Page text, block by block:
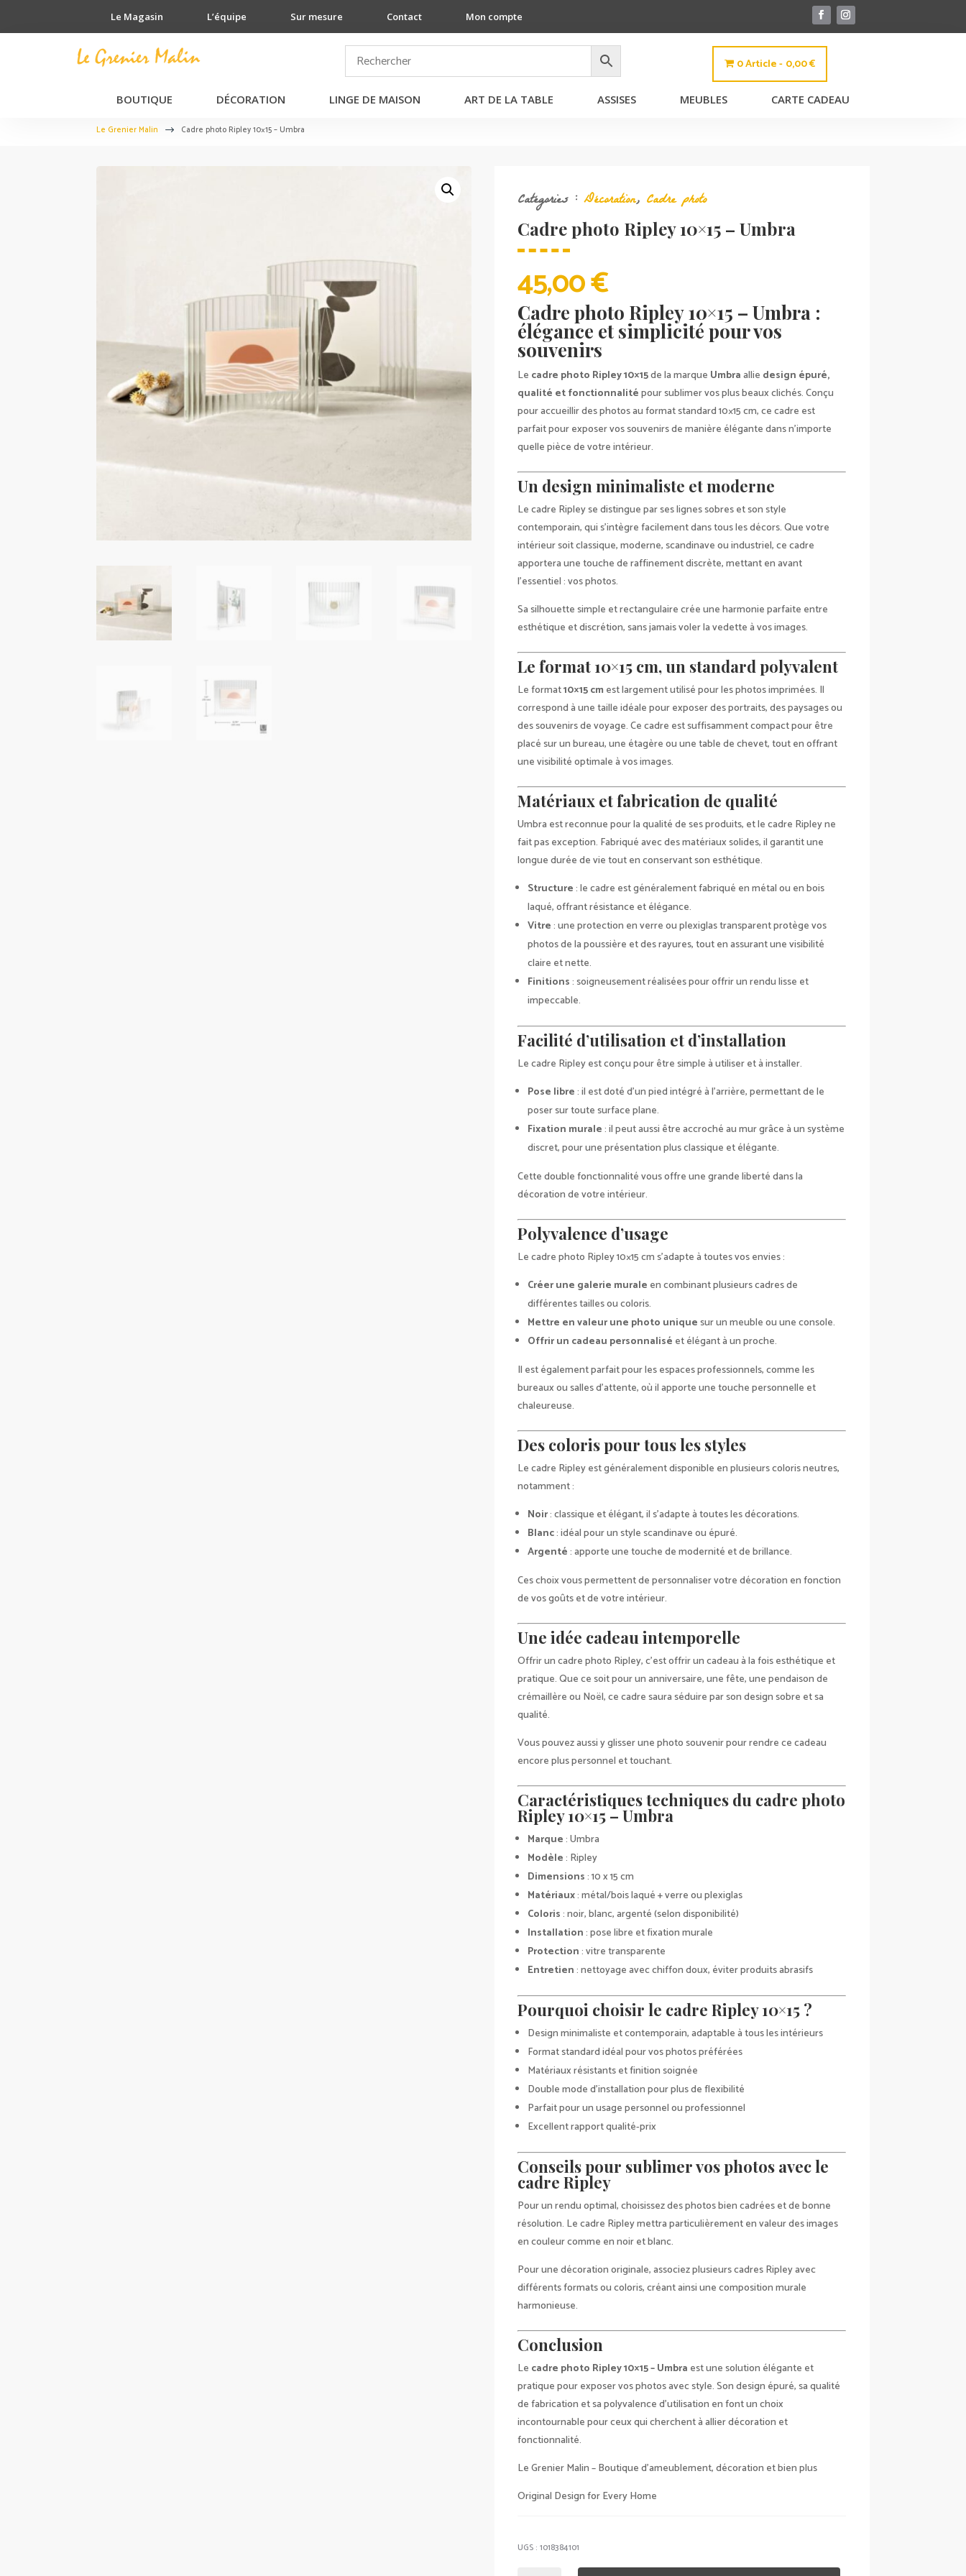
Le Magasin L’équipe Sur mesure Contact Mon compte
0 Article 0,00 €
BOUTIQUE DÉCORATION LINGE DE MAISON ART DE LA TABLE ASSISES MEUBLES CARTE CADEAU
Le Grenier Malin $ Cadre photo Ripley 10×15 – Umbra
Catégories :Décoration, Cadre photo
Cadre photo Ripley 10×15 – Umbra
45,00€
Cadre photo Ripley 10×15 – Umbra :
élégance et simplicité pour vos
souvenirs
Le cadre photo Ripley 10×15de la marque Umbraallie design épuré,
qualité et fonctionnalitépour sublimer vos plus beaux clichés. Conçu
pour accueillir des photos au format standard 10×15 cm, ce cadre est
parfait pour exposer vos souvenirs de manière élégante dans n’importe
quelle pièce de votre intérieur.
Un design minimaliste et moderne
Le cadre Ripley se distingue par ses lignes sobres et son style
contemporain, qui s’intègre facilement dans tous les décors. Que votre
intérieur soit classique, moderne, scandinave ou industriel, ce cadre
apportera une touche de raffinement discrète, mettant en avant
l’essentiel : vos photos.
Sa silhouette simple et rectangulaire crée une harmonie parfaite entre
esthétique et discrétion, sans jamais voler la vedette à vos images.
Le format 10×15 cm, un standard polyvalent
Le format10×15 cm est largement utilisé pour les photos imprimées. Il
correspond à une taille idéale pour exposer des portraits, des paysages ou
des souvenirs de voyage. Ce cadre est suffisamment compact pour être
placé sur un bureau, une étagère ou une table de chevet, tout en offrant
une visibilité optimale à vos images.
Matériaux et fabrication de qualité
Umbra est reconnue pour la qualité de ses produits, et le cadre Ripley ne
fait pas exception. Fabriqué avec des matériaux solides, il garantit une
longue durée de vie tout en conservant son esthétique.
Structure: le cadre est généralement fabriqué en métal ou en bois
laqué, offrant résistance et élégance.
Vitre: une protection en verre ou plexiglas transparent protège vos
photos de la poussière et des rayures, tout en assurant une visibilité
claire et nette.
Finitions: soigneusement réalisées pour offrir un rendu lisse et
impeccable.
Facilité d’utilisation et d’installation
Le cadre Ripley est conçu pour être simple à utiliser et à installer.
Pose libre: il est doté d’un pied intégré à l’arrière, permettant de le
poser sur toute surface plane.
Fixation murale: il peut aussi être accroché au mur grâce à un système
discret, pour une présentation plus classique et élégante.
Cette double fonctionnalité vous offre une grande liberté dans la
décoration de votre intérieur.
Polyvalence d’usage
Le cadre photo Ripley 10×15 cm s’adapte à toutes vos envies :
Créer une galerie murale en combinant plusieurs cadres de
différentes tailles ou coloris.
Mettre en valeur une photo uniquesur un meuble ou une console.
Offrir un cadeau personnalisé et élégant à un proche.
Il est également parfait pour les espaces professionnels, comme les
bureaux ou salles d’attente, où il apporte une touche personnelle et
chaleureuse.
Des coloris pour tous les styles
Le cadre Ripley est généralement disponible en plusieurs coloris neutres,
notamment :
Noir: classique et élégant, il s’adapte à toutes les décorations.
Blanc: idéal pour un style scandinave ou épuré.
Argenté: apporte une touche de modernité et de brillance.
Ces choix vous permettent de personnaliser votre décoration en fonction
de vos goûts et de votre intérieur.
Une idée cadeau intemporelle
Offrir un cadre photo Ripley, c’est offrir un cadeau à la fois esthétique et
pratique. Que ce soit pour un anniversaire, une fête, une pendaison de
crémaillère ou Noël, ce cadre saura séduire par son design sobre et sa
qualité.
Vous pouvez aussi y glisser une photo souvenir pour rendre ce cadeau
encore plus personnel et touchant.
Caractéristiques techniques du cadre photo
Ripley 10×15 – Umbra
Marque: Umbra
Modèle: Ripley
Dimensions: 10 x 15 cm
Matériaux: métal/bois laqué + verre ou plexiglas
Coloris: noir, blanc, argenté (selon disponibilité)
Installation: pose libre et fixation murale
Protection: vitre transparente
Entretien: nettoyage avec chiffon doux, éviter produits abrasifs
Pourquoi choisir le cadre Ripley 10×15 ?
Design minimaliste et contemporain, adaptable à tous les intérieurs
Format standard idéal pour vos photos préférées
Matériaux résistants et finition soignée
Double mode d’installation pour plus de flexibilité
Parfait pour un usage personnel ou professionnel
Excellent rapport qualité-prix
Conseils pour sublimer vos photos avec le
cadre Ripley
Pour un rendu optimal, choisissez des photos bien cadrées et de bonne
résolution. Le cadre Ripley mettra particulièrement en valeur des images
en couleur comme en noir et blanc.
Pour une décoration originale, associez plusieurs cadres Ripley avec
différents formats ou coloris, créant ainsi une composition murale
harmonieuse.
Conclusion
Le cadre photo Ripley 10×15 – Umbra est une solution élégante et
pratique pour exposer vos photos avec style. Son design épuré, sa qualité
de fabrication et sa polyvalence d’utilisation en font un choix
incontournable pour ceux qui cherchent à allier décoration et
fonctionnalité.
Le Grenier Malin – Boutique d’ameublement, décoration et bien plus
Original Design for Every Home
UGS :1018384101